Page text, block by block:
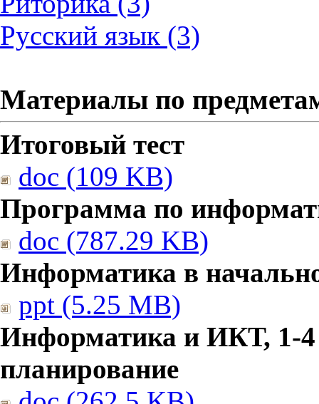
Русский язык (3)
Материалы по
Итоговый тест
doc (109 KB)
Программа по
doc (787.29 KB)
Информатика в
ppt (5.25 MB)
Информатика и ИКТ, 1-4
планирование